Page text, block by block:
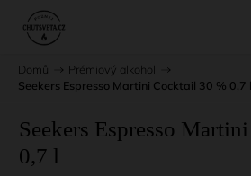
Domů Prémiový alkohol
Seekers Espresso Martini Cocktail 30 % 0,7 l
Seekers Espresso
0,7 l